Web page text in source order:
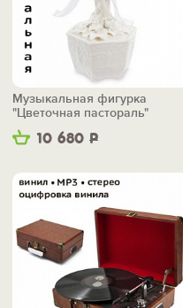
10 680 Р
Музыкальная фигурка
"Цветочная пастораль"